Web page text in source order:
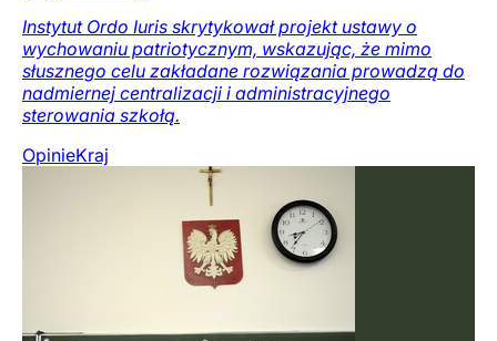
Instytut Ordo Iuris skrytykował projekt ustawy o
wychowaniu patriotycznym, wskazując, że mimo
słusznego celu zakładane rozwiązania prowadzą do
nadmiernej centralizacji i administracyjnego
sterowania szkołą.
OpinieKraj